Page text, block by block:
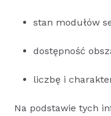
stan modułów
dostępność
liczbę i
Na podstawie tych